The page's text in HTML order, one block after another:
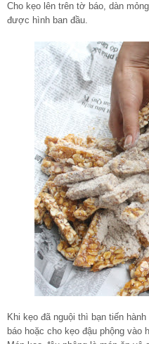
Cho kẹo lên trên tờ báo, dàn
được hình ban đầu.
Khi kẹo đã nguội thì bạn tiến
báo hoặc cho kẹo đậu phộng vào